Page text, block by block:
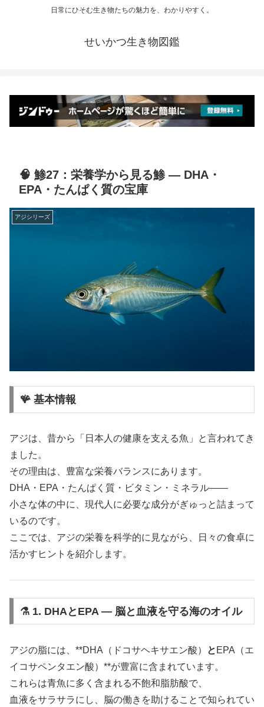
日常にひそむ生き物たちの魅力を、わかりやすく。
せいかつ生き物図鑑
🧠 鯵27：栄養学から見る鯵 ― DHA・
EPA・たんぱく質の宝庫
アジシリーズ
🪸 基本情報
アジは、昔から「日本人の健康を支える魚」と言われてき
ました。
その理由は、豊富な栄養バランスにあります。
DHA・EPA・たんぱく質・ビタミン・ミネラル――
小さな体の中に、現代人に必要な成分がぎゅっと詰まって
いるのです。
ここでは、アジの栄養を科学的に見ながら、日々の食卓に
活かすヒントを紹介します。
⚗️ 1. DHAとEPA ― 脳と血液を守る海のオイル
アジの脂には、**DHA（ドコサヘキサエン酸） と EPA（エ
イコサペンタエン酸）**が豊富に含まれています。
これらは青魚に多く含まれる不飽和脂肪酸で、
血液をサラサラにし、脳の働きを助けることで知られてい